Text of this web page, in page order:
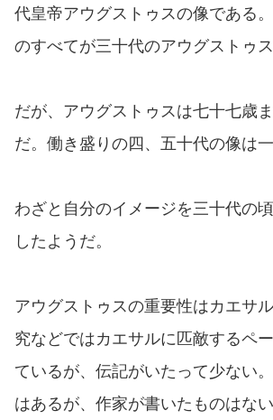
代皇帝アウグストゥスの像である
のすべてが三十代のアウグストゥ
だが、アウグストゥスは七十七歳
だ。働き盛りの四、五十代の像は一
わざと自分のイメージを三十代の
したようだ。
アウグストゥスの重要性はカエサ
究などではカエサルに匹敵するペ
ているが、伝記がいたって少ない
はあるが、作家が書いたものはな